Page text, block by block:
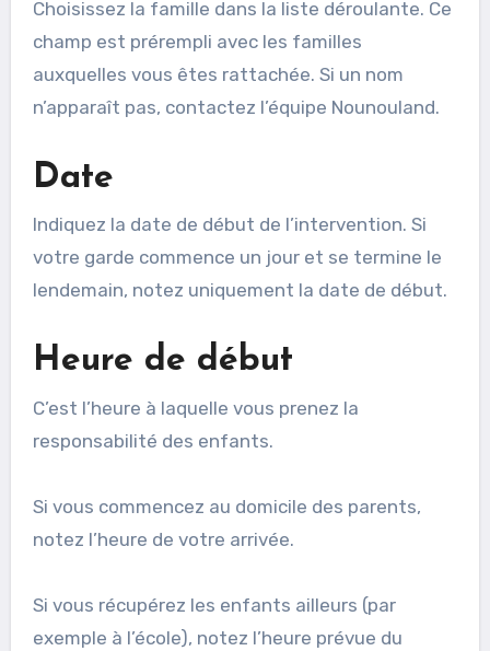
Choisissez la famille dans la liste déroulante. Ce
champ est prérempli avec les familles
auxquelles vous êtes rattachée. Si un nom
n’apparaît pas, contactez l’équipe Nounouland.
Date
Indiquez la date de début de l’intervention. Si
votre garde commence un jour et se termine le
lendemain, notez uniquement la date de début.
Heure de début
C’est l’heure à laquelle vous prenez la
responsabilité des enfants.
Si vous commencez au domicile des parents,
notez l’heure de votre arrivée.
Si vous récupérez les enfants ailleurs (par
exemple à l’école), notez l’heure prévue du